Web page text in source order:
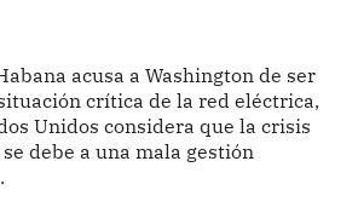
acusa a Washington de ser
crítica de la red eléctrica,
Unidos considera que la crisis
debe a una mala gestión